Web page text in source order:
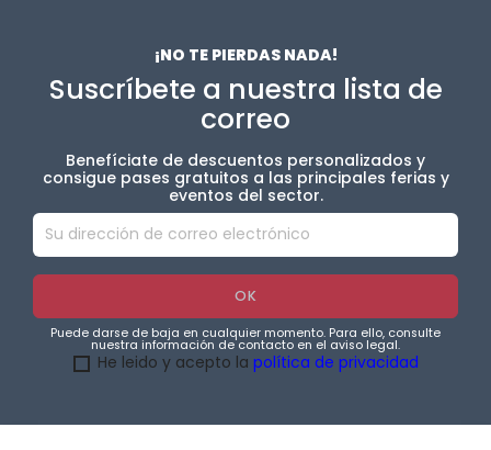
¡NO TE PIERDAS NADA!
Suscríbete a nuestra lista de
correo
Benefíciate de descuentos personalizados y
consigue pases gratuitos a las principales ferias y
eventos del sector.
Puede darse de baja en cualquier momento. Para ello, consulte
nuestra información de contacto en el aviso legal.
He leido y acepto la política de privacidad